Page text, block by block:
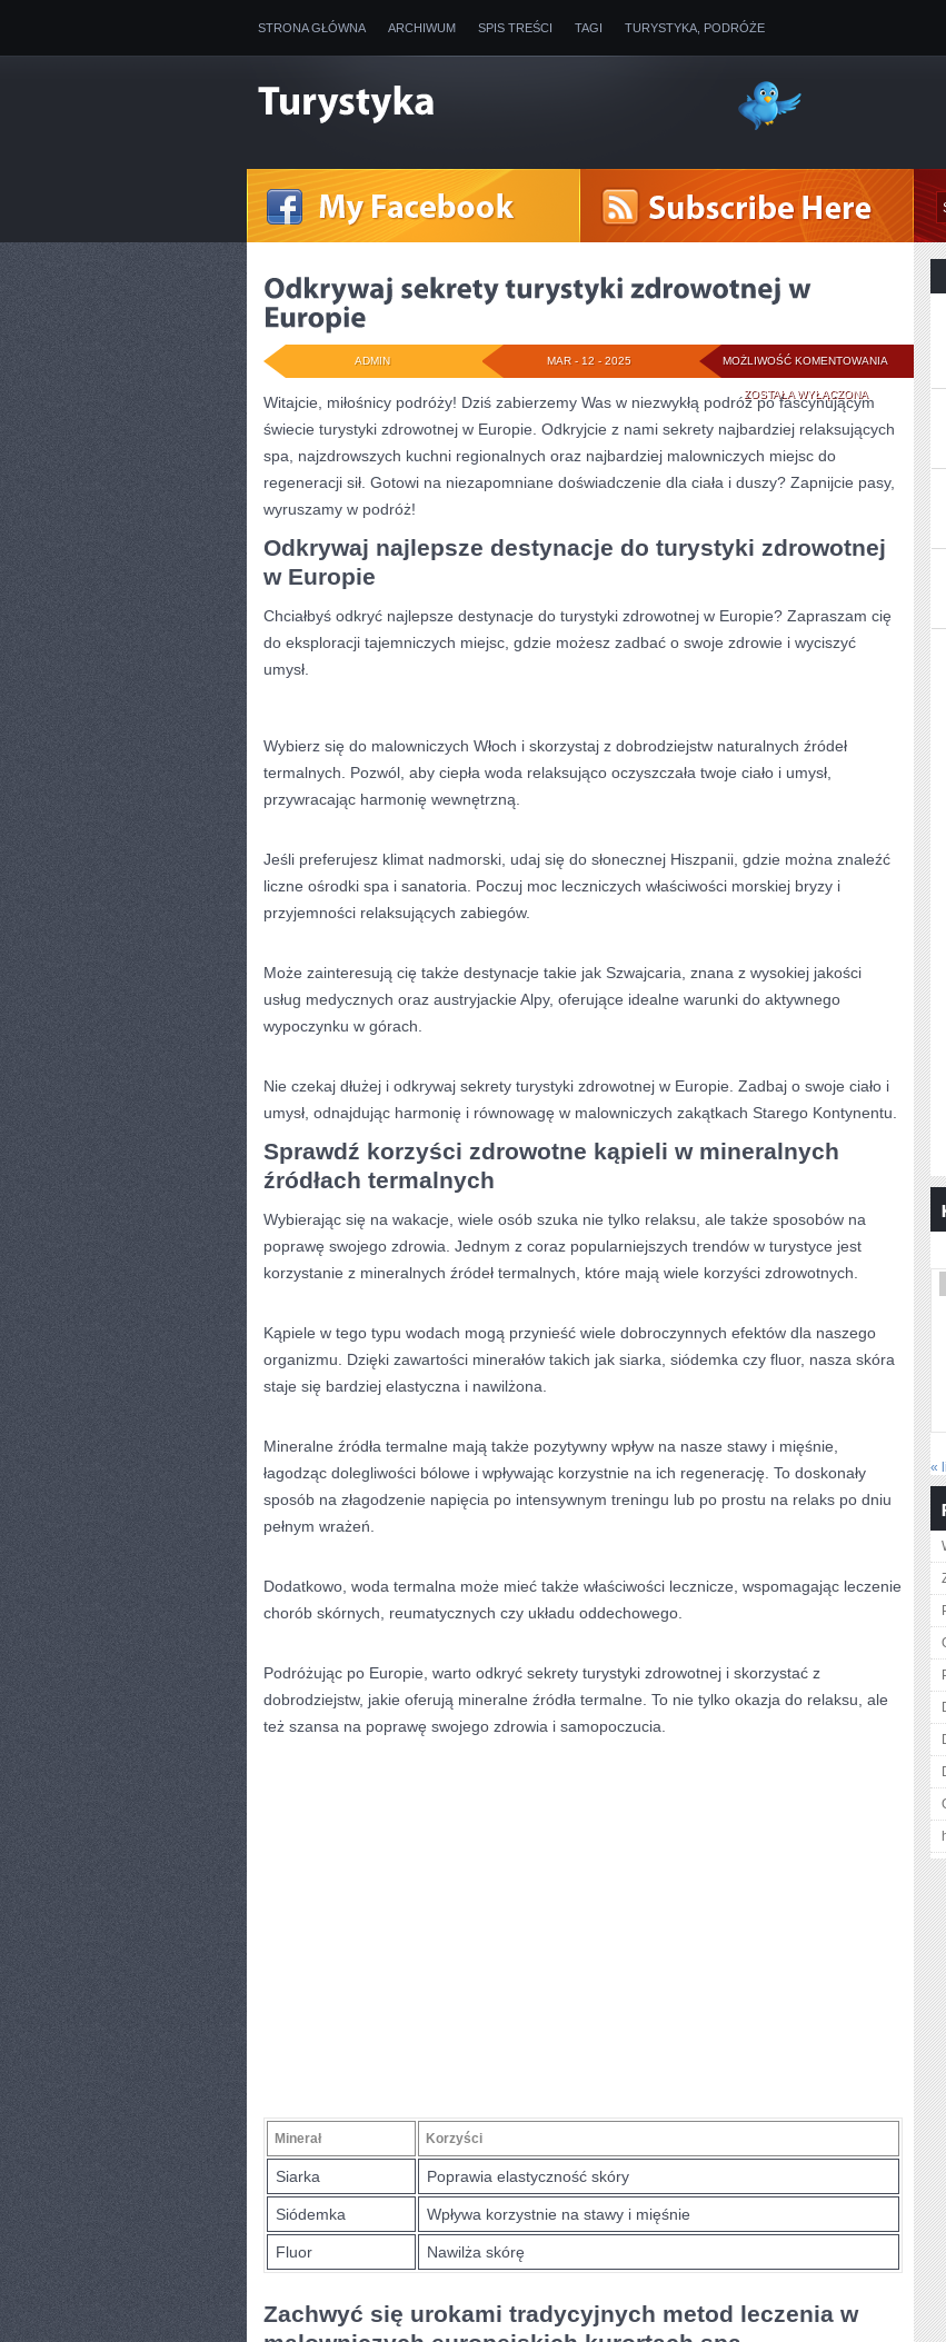
STRONA GŁÓWNA ARCHIWUM SPIS TREŚCI TAGI TURYSTYKA, PODRÓŻE
MOŻLIWOŚĆ KOMENTOWANIA ODKRYWAJ
SEKRETY
W
EUROPIE
ZOSTAŁA WYŁĄCZONA
MAR - 12 - 2025
ADMIN
Witajcie, miłośnicy podróży! Dziś zabierzemy Was ‍w niezwykłą podróż po fascynującym
świecie turystyki zdrowotnej w​ Europie. Odkryjcie z nami sekrety najbardziej relaksujących
spa, najzdrowszych kuchni regionalnych oraz⁤ najbardziej malowniczych miejsc do
regeneracji sił. Gotowi na ‍niezapomniane doświadczenie​ dla ciała‍ i duszy? Zapnijcie pasy,
wyruszamy w podróż!
Odkrywaj najlepsze destynacje do turystyki⁣ zdrowotnej‍
w Europie
Chciałbyś odkryć najlepsze destynacje do‍ turystyki⁢ zdrowotnej w Europie? Zapraszam cię⁤
do eksploracji tajemniczych ​miejsc, gdzie‌ możesz zadbać ⁣o swoje zdrowie ⁢i wyciszyć
‍umysł.
Wybierz się do malowniczych Włoch i ⁢skorzystaj‍ z dobrodziejstw ‍naturalnych źródeł
termalnych.​ Pozwól, aby ciepła woda ⁢relaksująco oczyszczała twoje⁣ ciało i umysł,
przywracając harmonię wewnętrzną.
Jeśli preferujesz ⁣klimat nadmorski, ‌udaj się do ‌słonecznej Hiszpanii, gdzie można znaleźć
‍liczne ośrodki spa i sanatoria. Poczuj moc leczniczych⁢ właściwości morskiej bryzy​ i
przyjemności relaksujących ‍zabiegów.
Może⁤ zainteresują cię także destynacje takie jak ⁢Szwajcaria, znana⁣ z wysokiej jakości
usług medycznych ‍oraz austryjackie Alpy, oferujące idealne warunki ‍do aktywnego
wypoczynku w⁢ górach.
Nie czekaj​ dłużej i odkrywaj sekrety turystyki zdrowotnej⁢ w Europie. Zadbaj o swoje ciało i
umysł, odnajdując harmonię i równowagę⁢ w malowniczych zakątkach Starego Kontynentu.
Sprawdź korzyści zdrowotne‍ kąpieli w mineralnych
źródłach ⁣termalnych
Wybierając​ się na wakacje, wiele osób szuka ⁢nie tylko relaksu,⁢ ale także sposobów⁤ na⁢
poprawę swojego zdrowia. Jednym z coraz popularniejszych⁢ trendów w turystyce jest
korzystanie z mineralnych źródeł termalnych, które ⁣mają wiele korzyści zdrowotnych.
Kąpiele w tego typu wodach mogą przynieść wiele dobroczynnych efektów dla naszego
organizmu. Dzięki zawartości minerałów takich jak siarka,‌ siódemka czy​ fluor, nasza‍ skóra
staje się bardziej elastyczna‌ i nawilżona.
Mineralne źródła‍ termalne mają także pozytywny wpływ na nasze stawy‌ i mięśnie,
łagodząc dolegliwości bólowe i wpływając ⁣korzystnie ⁢na ich⁤ regenerację. To doskonały
sposób ⁤na złagodzenie napięcia po intensywnym treningu lub⁢ po prostu na relaks po dniu
pełnym wrażeń.
Dodatkowo, woda termalna może mieć także właściwości lecznicze, wspomagając leczenie
chorób skórnych, reumatycznych ⁤czy układu oddechowego.
Podróżując po Europie, warto odkryć⁤ sekrety turystyki‍ zdrowotnej ‍i skorzystać z
dobrodziejstw, jakie oferują mineralne ​źródła termalne. To nie tylko okazja do relaksu, ​ale
też szansa ⁤na poprawę swojego zdrowia i⁢ samopoczucia.
Minerał Korzyści
Siarka Poprawia⁣ elastyczność skóry
Siódemka Wpływa ⁣korzystnie na stawy i mięśnie
Fluor Nawilża‍ skórę
Zachwyć się⁤ urokami tradycyjnych metod leczenia w
«